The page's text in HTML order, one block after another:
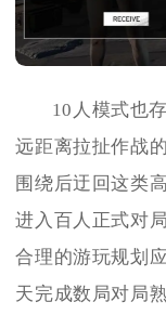
10人模式也
远距离拉扯作战
围绕后迂回这类
进入百人正式对
合理的游玩规划
天完成数局对局